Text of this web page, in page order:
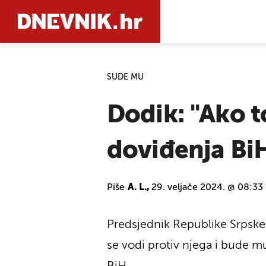
SUDE MU
Dodik: "Ako
doviđenja
Piše A. L., 29. veljače 2024. @ 08:33
Predsjednik Republike
se vodi protiv njega i bude